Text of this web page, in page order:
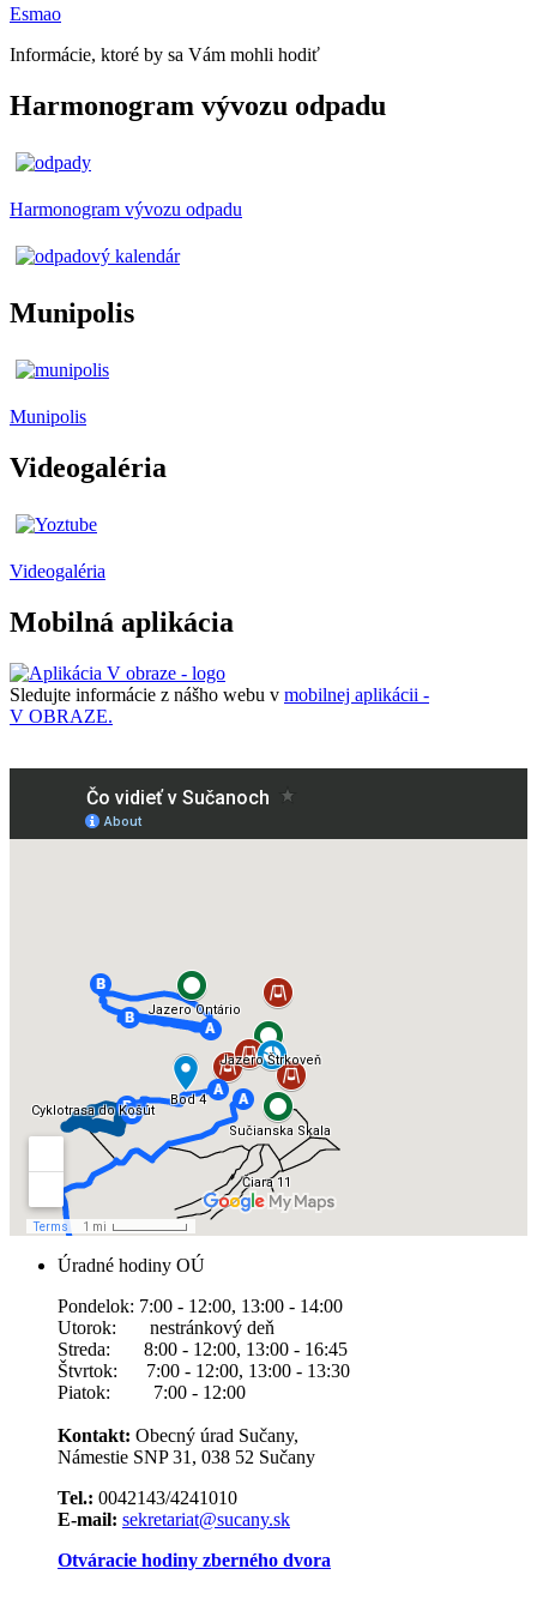
Esmao
Informácie, ktoré by sa Vám mohli hodiť
Harmonogram vývozu odpadu
Harmonogram vývozu odpadu
Munipolis
Munipolis
Videogaléria
Videogaléria
Mobilná aplikácia
Sledujte informácie z nášho webu v mobilnej aplikácii -
V OBRAZE.
Úradné hodiny OÚ
Pondelok: 7:00 - 12:00, 13:00 - 14:00
Utorok: nestránkový deň
Streda: 8:00 - 12:00, 13:00 - 16:45
Štvrtok: 7:00 - 12:00, 13:00 - 13:30
Piatok: 7:00 - 12:00
Kontakt: Obecný úrad Sučany,
Námestie SNP 31, 038 52 Sučany
Tel.: 0042143/4241010
E-mail: sekretariat@sucany.sk
Otváracie hodiny zberného dvora